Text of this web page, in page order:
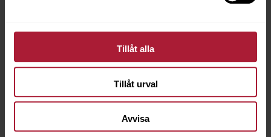
Tillåt alla
Tillåt urval
Avvisa
NUBB 12mm 0,5 kg